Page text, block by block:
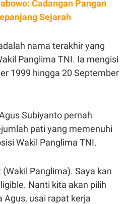
Cadangan Pangan
Sejarah
nama terakhir yang
Panglima TNI. Ia mengisi
1999 hingga 20 September
Subiyanto pernah
pati yang memenuhi
Wakil Panglima TNI.
Panglima). Saya kan
Nanti kita akan pilih
Agus, usai rapat kerja